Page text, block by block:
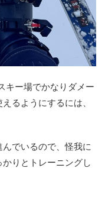
キー場でかなりダメー
るようにするには、
でいるので、怪我に
りとトレーニングし